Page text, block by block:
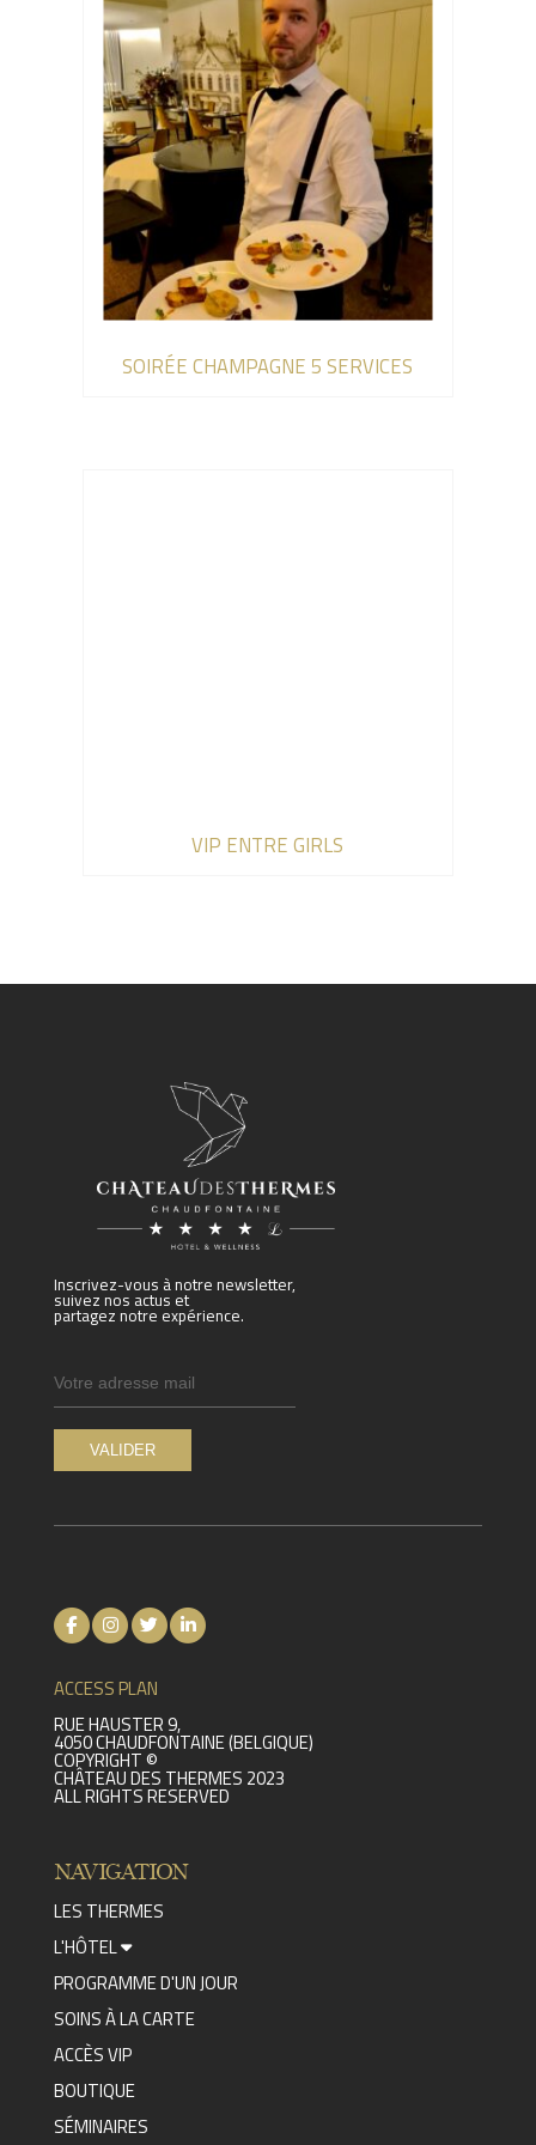
SOIRÉE CHAMPAGNE 5 SERVICES
VIP ENTRE GIRLS
Inscrivez-vous à notre newsletter,
suivez nos actus et
partagez notre expérience.
ACCESS PLAN
RUE HAUSTER 9,
4050 CHAUDFONTAINE (BELGIQUE)
COPYRIGHT ©
CHÂTEAU DES THERMES 2023
ALL RIGHTS RESERVED
NAVIGATION
LES THERMES
L'HÔTEL
PROGRAMME D'UN JOUR
SOINS À LA CARTE
ACCÈS VIP
BOUTIQUE
SÉMINAIRES